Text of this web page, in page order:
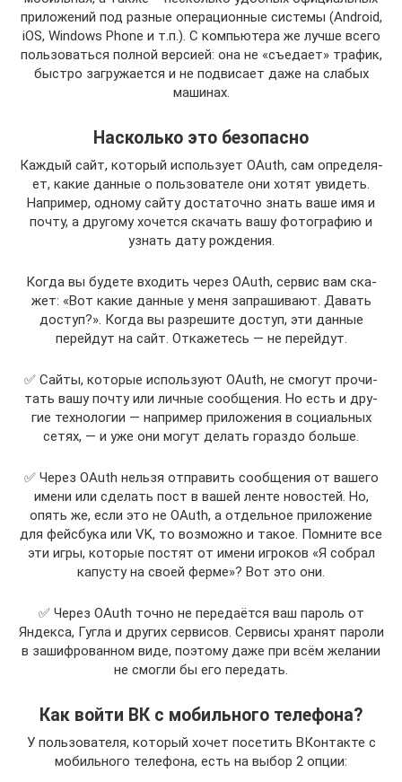
приложений под разные операционные системы (Android,
iOS, Windows Phone и т.п.). С компьютера же лучше всего
пользоваться полной версией: она не «съедает» трафик,
быстро загружается и не подвисает даже на слабых
машинах.
Насколько это безопасно
Каж­дый сайт, кото­рый исполь­зу­ет OAuth, сам опре­де­ля­
ет, какие дан­ные о поль­зо­ва­те­ле они хотят уви­деть.
Напри­мер, одно­му сай­ту доста­точ­но знать ваше имя и
почту, а дру­го­му хочет­ся ска­чать вашу фото­гра­фию и
узнать дату рождения.
Когда вы буде­те вхо­дить через OAuth, сер­вис вам ска­
жет: «Вот какие дан­ные у меня запра­ши­ва­ют. Давать
доступ?». Когда вы раз­ре­ши­те доступ, эти дан­ные
перей­дут на сайт. Отка­же­тесь — не перейдут.
✅ Сай­ты, кото­рые исполь­зу­ют OAuth, не смо­гут про­чи­
тать вашу почту или лич­ные сооб­ще­ния. Но есть и дру­
гие тех­но­ло­гии — напри­мер при­ло­же­ния в соци­аль­ных
сетях, — и уже они могут делать гораз­до больше.
✅ Через OAuth нель­зя отпра­вить сооб­ще­ния от ваше­го
име­ни или сде­лать пост в вашей лен­те ново­стей. Но,
опять же, если это не OAuth, а отдель­ное при­ло­же­ние
для фейс­бу­ка или VK, то воз­мож­но и такое. Помни­те все
эти игры, кото­рые постят от име­ни игро­ков «Я собрал
капу­сту на сво­ей фер­ме»? Вот это они.
✅ Через OAuth точ­но не пере­да­ёт­ся ваш пароль от
Яндек­са, Гуг­ла и дру­гих сер­ви­сов. Сер­ви­сы хра­нят паро­ли
в зашиф­ро­ван­ном виде, поэто­му даже при всём жела­нии
не смог­ли бы его передать.
Как войти ВК с мобильного телефона?
У пользователя, который хочет посетить ВКонтакте с
мобильного телефона, есть на выбор 2 опции: